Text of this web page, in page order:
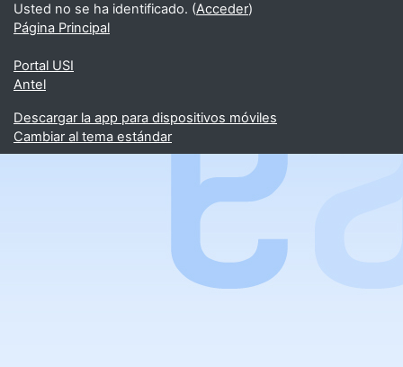
Usted no se ha identificado. (Acceder)
Página Principal
Portal USI
Antel
Descargar la app para dispositivos móviles
Cambiar al tema estándar